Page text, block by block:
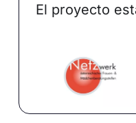
El proyecto